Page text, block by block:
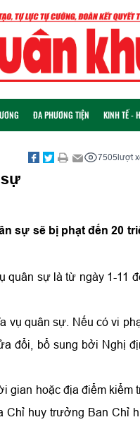
ĐA PHƯƠNG TIỆN KINH TẾ -
7505lượt
sự sẽ bị phạt đến 20
quân sự là từ ngày 1-11
vụ quân sự. Nếu có vi
đổi, bổ sung bởi Nghị
gian hoặc địa điểm kiểm
Chỉ huy trưởng Ban Chỉ